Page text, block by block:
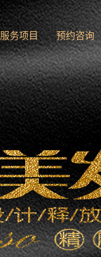
服务项目 预约咨询